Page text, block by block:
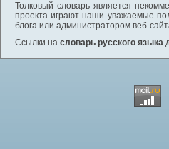
Толковый словарь является
проекта играют наши уважаемые
блога или администратором веб-
Ссылки на словарь русского языка